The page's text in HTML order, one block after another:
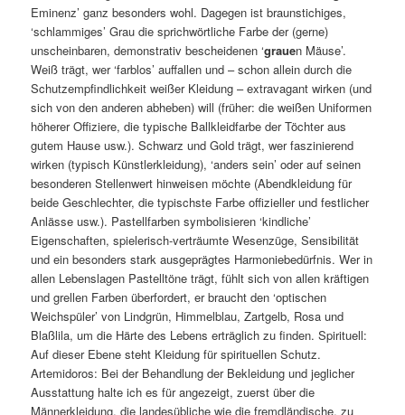
Eminenz’ ganz besonders wohl. Dagegen ist braunstichiges,
‘schlammiges’ Grau die sprichwörtliche Farbe der (gerne)
unscheinbaren, demonstrativ bescheidenen ‘grauen Mäuse’.
Weiß trägt, wer ‘farblos’ auffallen und – schon allein durch die
Schutzempfindlichkeit weißer Kleidung – extravagant wirken (und
sich von den anderen abheben) will (früher: die weißen Uniformen
höherer Offiziere, die typische Ballkleidfarbe der Töchter aus
gutem Hause usw.). Schwarz und Gold trägt, wer faszinierend
wirken (typisch Künstlerkleidung), ‘anders sein’ oder auf seinen
besonderen Stellenwert hinweisen möchte (Abendkleidung für
beide Geschlechter, die typischste Farbe offizieller und festlicher
Anlässe usw.). Pastellfarben symbolisieren ‘kindliche’
Eigenschaften, spielerisch-verträumte Wesenzüge, Sensibilität
und ein besonders stark ausgeprägtes Harmoniebedürfnis. Wer in
allen Lebenslagen Pastelltöne trägt, fühlt sich von allen kräftigen
und grellen Farben überfordert, er braucht den ‘optischen
Weichspüler’ von Lindgrün, Himmelblau, Zartgelb, Rosa und
Blaßlila, um die Härte des Lebens erträglich zu finden. Spirituell:
Auf dieser Ebene steht Kleidung für spirituellen Schutz.
Artemidoros: Bei der Behandlung der Bekleidung und jeglicher
Ausstattung halte ich es für angezeigt, zuerst über die
Männerkleidung, die landesübliche wie die fremdländische, zu